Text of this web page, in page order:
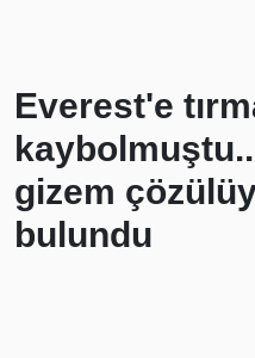
Everest'e
gizem
bulundu